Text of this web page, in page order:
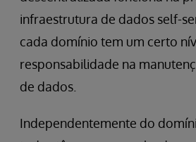
infraestrutura de dados self-
cada domínio tem um certo
responsabilidade na
de dados.
Independentemente do